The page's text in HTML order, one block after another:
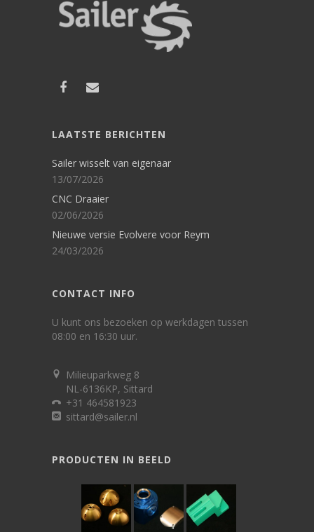
LAATSTE BERICHTEN
Sailer wisselt van eigenaar
13/07/2026
CNC Draaier
02/06/2026
Nieuwe versie Evolvere voor Reym
24/03/2026
CONTACT INFO
U kunt ons bezoeken op werkdagen tussen
08:00 en 16:30 uur.
Milieuparkweg 8
NL-6136KP, Sittard
+31 464581923
sittard@sailer.nl
PRODUCTEN IN BEELD